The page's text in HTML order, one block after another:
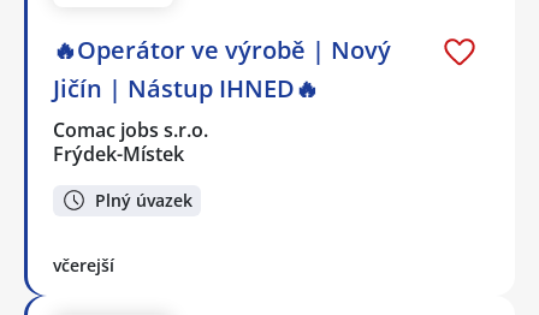
🔥Operátor ve výrobě | Nový
Jičín | Nástup IHNED🔥
Comac jobs s.r.o.
Frýdek-Místek
Plný úvazek
včerejší